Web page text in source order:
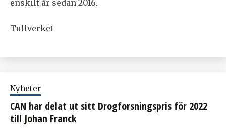
enskilt år sedan 2016.
Tullverket
Nyheter
CAN har delat ut sitt Drogforsningspris för 2022
till Johan Franck